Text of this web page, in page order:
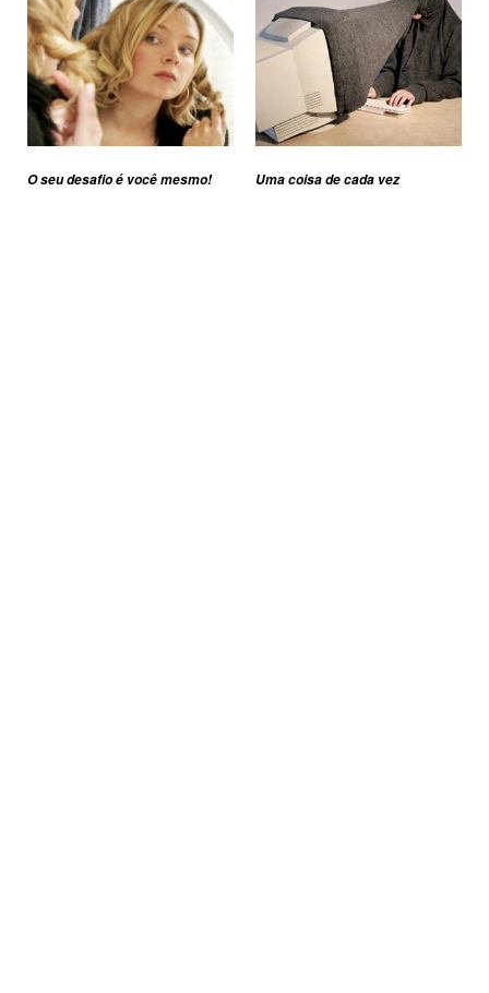
O seu desafio é você mesmo! Uma coisa de cada vez